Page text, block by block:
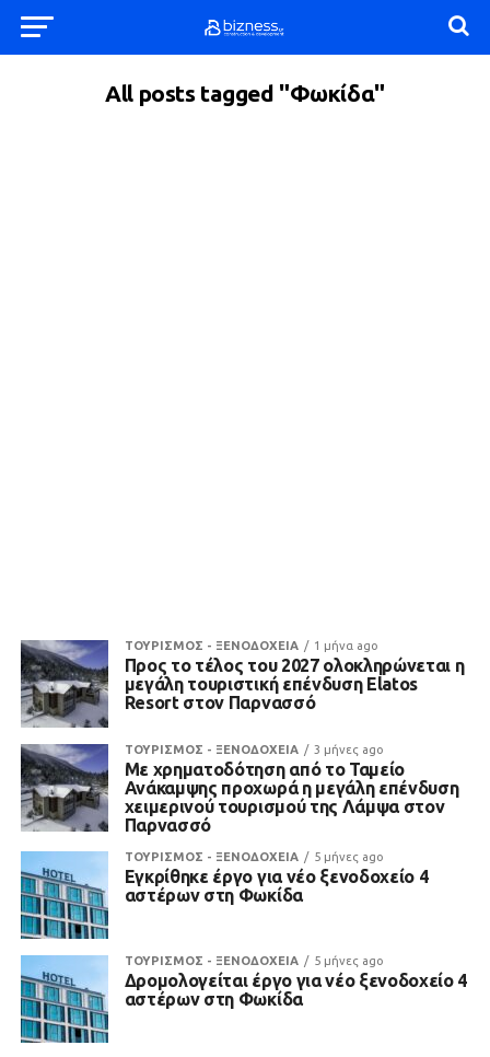
All posts tagged "Φωκίδα"
ΤΟΥΡΙΣΜΟΣ - ΞΕΝΟΔΟΧΕΙΑ 1 μήνα ago
Προς το τέλος του 2027 ολοκληρώνεται η
μεγάλη τουριστική επένδυση Elatos
Resort στον Παρνασσό
ΤΟΥΡΙΣΜΟΣ - ΞΕΝΟΔΟΧΕΙΑ 3 μήνες ago
Με χρηματοδότηση από το Ταμείο
Ανάκαμψης προχωρά η μεγάλη επένδυση
χειμερινού τουρισμού της Λάμψα στον
Παρνασσό
ΤΟΥΡΙΣΜΟΣ - ΞΕΝΟΔΟΧΕΙΑ 5 μήνες ago
Εγκρίθηκε έργο για νέο ξενοδοχείο 4
αστέρων στη Φωκίδα
ΤΟΥΡΙΣΜΟΣ - ΞΕΝΟΔΟΧΕΙΑ 5 μήνες ago
Δρομολογείται έργο για νέο ξενοδοχείο 4
αστέρων στη Φωκίδα